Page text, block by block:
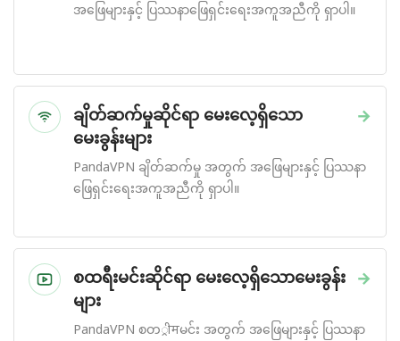
အဖြေများနှင့် ပြဿနာဖြေရှင်းရေးအကူအညီကို ရှာပါ။
→
ချိတ်ဆက်မှုဆိုင်ရာ မေးလေ့ရှိသော
မေးခွန်းများ
PandaVPN ချိတ်ဆက်မှု အတွက် အဖြေများနှင့် ပြဿနာ
ဖြေရှင်းရေးအကူအညီကို ရှာပါ။
→
စထရီးမင်းဆိုင်ရာ မေးလေ့ရှိသောမေးခွန်း
များ
PandaVPN စတ्रीमမင်း အတွက် အဖြေများနှင့် ပြဿနာ